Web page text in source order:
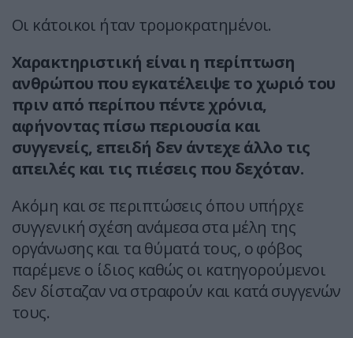
Οι κάτοικοι ήταν τρομοκρατημένοι.
Χαρακτηριστική είναι η περίπτωση
ανθρώπου που εγκατέλειψε το χωριό του
πριν από περίπου πέντε χρόνια,
αφήνοντας πίσω περιουσία και
συγγενείς, επειδή δεν άντεχε άλλο τις
απειλές και τις πιέσεις που δεχόταν.
Ακόμη και σε περιπτώσεις όπου υπήρχε
συγγενική σχέση ανάμεσα στα μέλη της
οργάνωσης και τα θύματά τους, ο φόβος
παρέμενε ο ίδιος καθώς οι κατηγορούμενοι
δεν δίσταζαν να στραφούν και κατά συγγενών
τους.